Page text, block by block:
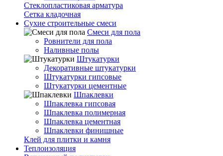
Стеклопластиковая арматура
Сетка кладочная
Сухие строительные смеси
Смеси для пола
Ровнители для пола
Наливные полы
Штукатурки
Декоративные штукатурки
Штукатурки гипсовые
Штукатурки цементные
Шпаклевки
Шпаклевка гипсовая
Шпаклевка полимерная
Шпаклевка цементная
Шпаклевки финишные
Клей для плитки и камня
Теплоизоляция